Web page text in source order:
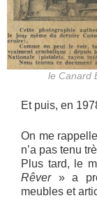
le Canard
Et puis, en
On me
n’a pas tenu
Plus tard, le
Rêver » a
meubles et